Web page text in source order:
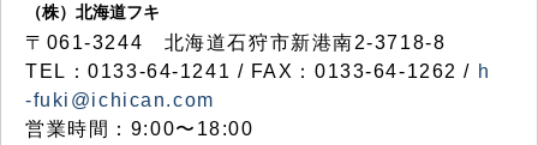
（株）北海道フキ
〒061-3244 北海道石狩市新港南2-3718-8
TEL：0133-64-1241 / FAX：0133-64-1262 / h
-fuki@ichican.com
営業時間：9:00〜18:00